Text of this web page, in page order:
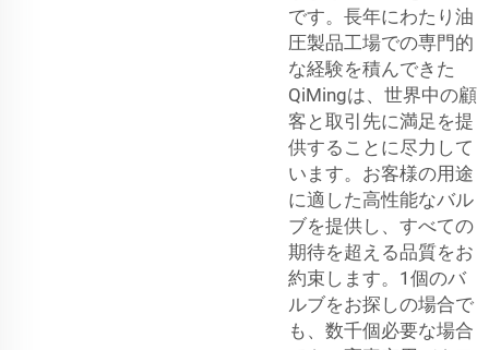
です。長年にわたり油
圧製品工場での専門的
な経験を積んできた
QiMingは、世界中の顧
客と取引先に満足を提
供することに尽力して
います。お客様の用途
に適した高性能なバル
ブを提供し、すべての
期待を超える品質をお
約束します。1個のバ
ルブをお探しの場合で
も、数千個必要な場合